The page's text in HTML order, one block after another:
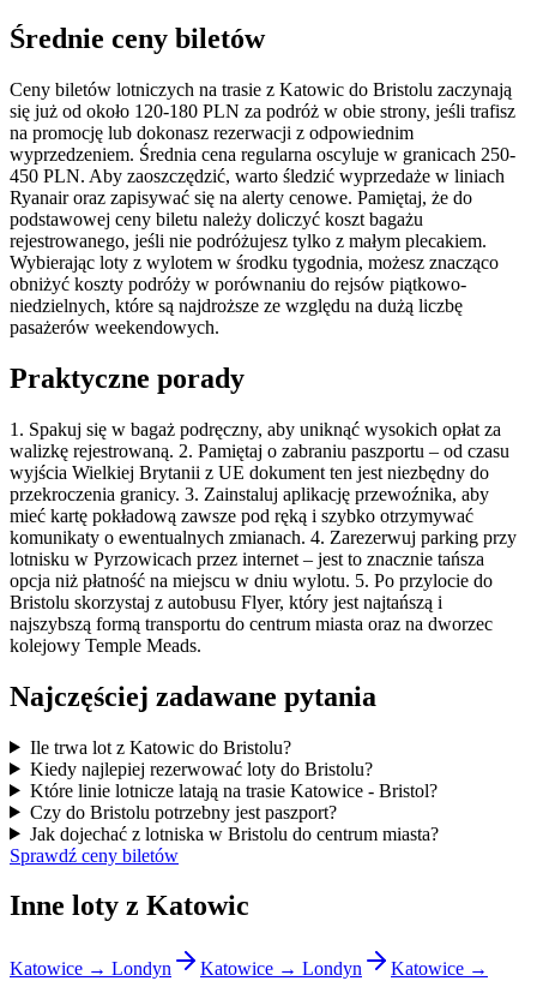
Średnie ceny biletów
Ceny biletów lotniczych na trasie z Katowic do Bristolu zaczynają
się już od około 120-180 PLN za podróż w obie strony, jeśli trafisz
na promocję lub dokonasz rezerwacji z odpowiednim
wyprzedzeniem. Średnia cena regularna oscyluje w granicach 250-
450 PLN. Aby zaoszczędzić, warto śledzić wyprzedaże w liniach
Ryanair oraz zapisywać się na alerty cenowe. Pamiętaj, że do
podstawowej ceny biletu należy doliczyć koszt bagażu
rejestrowanego, jeśli nie podróżujesz tylko z małym plecakiem.
Wybierając loty z wylotem w środku tygodnia, możesz znacząco
obniżyć koszty podróży w porównaniu do rejsów piątkowo-
niedzielnych, które są najdroższe ze względu na dużą liczbę
pasażerów weekendowych.
Praktyczne porady
1. Spakuj się w bagaż podręczny, aby uniknąć wysokich opłat za
walizkę rejestrowaną. 2. Pamiętaj o zabraniu paszportu – od czasu
wyjścia Wielkiej Brytanii z UE dokument ten jest niezbędny do
przekroczenia granicy. 3. Zainstaluj aplikację przewoźnika, aby
mieć kartę pokładową zawsze pod ręką i szybko otrzymywać
komunikaty o ewentualnych zmianach. 4. Zarezerwuj parking przy
lotnisku w Pyrzowicach przez internet – jest to znacznie tańsza
opcja niż płatność na miejscu w dniu wylotu. 5. Po przylocie do
Bristolu skorzystaj z autobusu Flyer, który jest najtańszą i
najszybszą formą transportu do centrum miasta oraz na dworzec
kolejowy Temple Meads.
Najczęściej zadawane pytania
Ile trwa lot z Katowic do Bristolu?
Kiedy najlepiej rezerwować loty do Bristolu?
Które linie lotnicze latają na trasie Katowice - Bristol?
Czy do Bristolu potrzebny jest paszport?
Jak dojechać z lotniska w Bristolu do centrum miasta?
Sprawdź ceny biletów
Inne loty z Katowic
Katowice → Londyn Katowice → Londyn
Katowice →